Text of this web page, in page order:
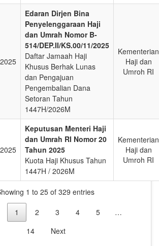
Edaran Dirjen Bina
Penyelenggaraan Haji
dan Umrah Nomor B-
514/DEP.II/KS.00/11/2025
Daftar Jamaah Haji
Khusus Berhak Lunas
dan Pengajuan
Pengembalian Dana
Setoran Tahun
1447H/2026M
Kementerian
Haji dan
Umroh RI
Keputusan Menteri Haji
dan Umrah RI Nomor 20
Tahun 2025
Kuota Haji Khusus Tahun
1447H / 2026M
Kementerian
Haji dan
Umroh RI
1 to 25 of 329 entries
1 2 3 4 5
…
14
Next